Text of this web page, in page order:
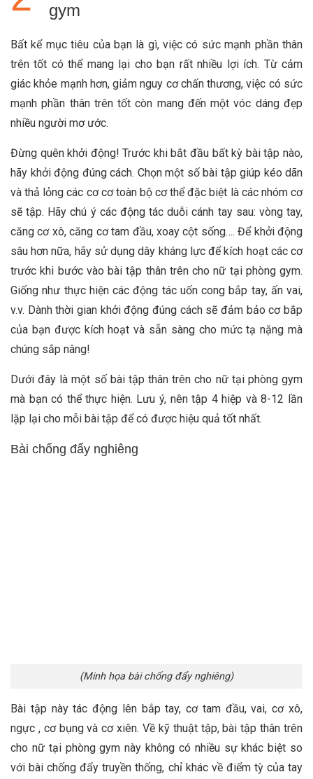
gym
Bất kể mục tiêu của bạn là gì, việc có sức mạnh phần thân
trên tốt có thể mang lại cho bạn rất nhiều lợi ích. Từ cảm
giác khỏe mạnh hơn, giảm nguy cơ chấn thương, việc có sức
mạnh phần thân trên tốt còn mang đến một vóc dáng đẹp
nhiều người mơ ước.
Đừng quên khởi động! Trước khi bắt đầu bất kỳ bài tập nào,
hãy khởi động đúng cách. Chọn một số bài tập giúp kéo dãn
và thả lỏng các cơ cơ toàn bộ cơ thể đặc biệt là các nhóm cơ
sẽ tập. Hãy chú ý các động tác duỗi cánh tay sau: vòng tay,
căng cơ xô, căng cơ tam đầu, xoay cột sống…. Để khởi động
sâu hơn nữa, hãy sử dụng dây kháng lực để kích hoạt các cơ
trước khi bước vào bài tập thân trên cho nữ tại phòng gym.
Giống như thực hiện các động tác uốn cong bắp tay, ấn vai,
v.v. Dành thời gian khởi động đúng cách sẽ đảm bảo cơ bắp
của bạn được kích hoạt và sẵn sàng cho mức tạ nặng mà
chúng sắp nâng!
Dưới đây là một số bài tập thân trên cho nữ tại phòng gym
mà bạn có thể thực hiện. Lưu ý, nên tập 4 hiệp và 8-12 lần
lặp lại cho mỗi bài tập để có được hiệu quả tốt nhất.
Bài chống đẩy nghiêng
(Minh họa bài chống đẩy nghiêng)
Bài tập này tác động lên bắp tay, cơ tam đầu, vai, cơ xô,
ngực , cơ bụng và cơ xiên. Về kỹ thuật tập, bài tập thân trên
cho nữ tại phòng gym này không có nhiều sự khác biệt so
với bài chống đẩy truyền thống, chỉ khác về điểm tỳ của tay